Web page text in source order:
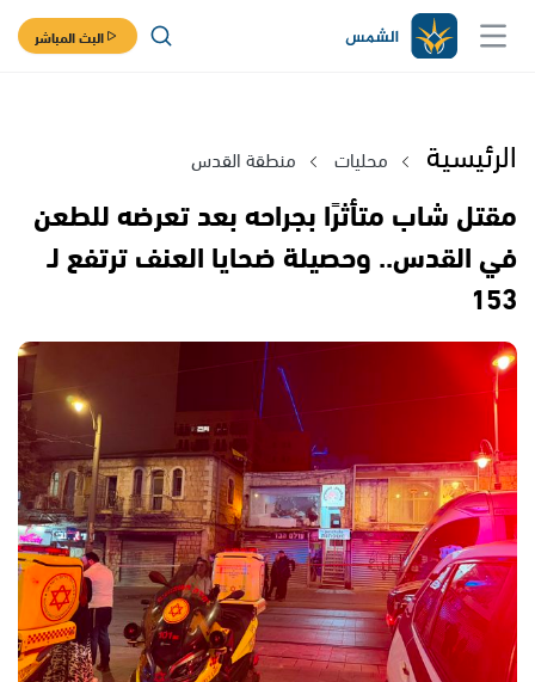
البث المباشر
الرئيسية محليات منطقة القدس
مقتل شاب متأثرًا بجراحه بعد تعرضه للطعن
في القدس.. وحصيلة ضحايا العنف ترتفع لـ
153